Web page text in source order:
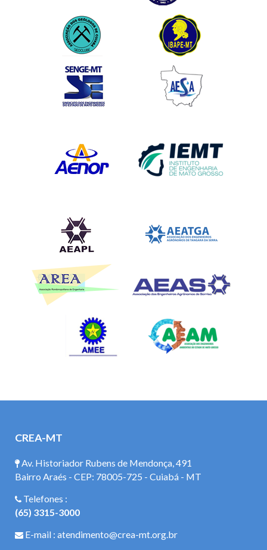
CREA-MT
Av. Historiador Rubens de Mendonça, 491
Bairro Araés - CEP: 78005-725 - Cuiabá - MT
Telefones :
(65) 3315-3000
E-mail : atendimento@crea-mt.org.br